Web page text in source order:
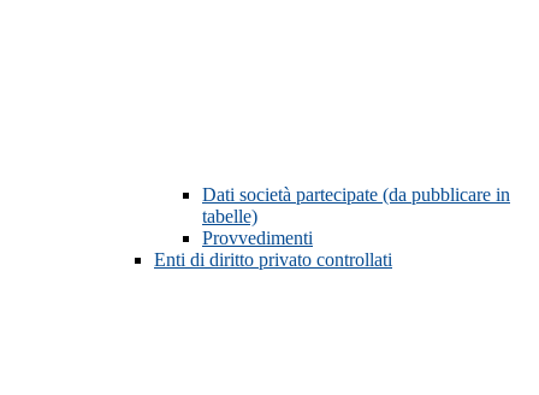
Dati società partecipate (da pubblicare in
tabelle)
Provvedimenti
Enti di diritto privato controllati